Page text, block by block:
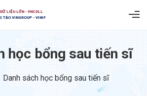
LIỆU LỚN - VNCDLL
TẠO VINGROUP - VINIF
học bổng sau tiến sĩ
Danh sách học bổng sau tiến sĩ